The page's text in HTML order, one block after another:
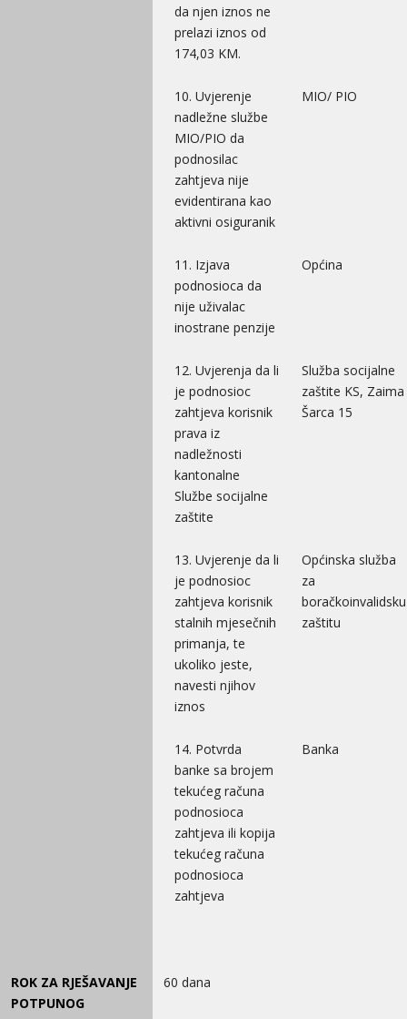
da njen iznos ne
prelazi iznos od
174,03 KM.
10. Uvjerenje
nadležne službe
MIO/PIO da
podnosilac
zahtjeva nije
evidentirana kao
aktivni osiguranik
MIO/ PIO
11. Izjava
podnosioca da
nije uživalac
inostrane penzije
Općina
12. Uvjerenja da li
je podnosioc
zahtjeva korisnik
prava iz
nadležnosti
kantonalne
Službe socijalne
zaštite
Služba socijalne
zaštite KS, Zaima
Šarca 15
13. Uvjerenje da li
je podnosioc
zahtjeva korisnik
stalnih mjesečnih
primanja, te
ukoliko jeste,
navesti njihov
iznos
Općinska služba
za
boračkoinvalidsku
zaštitu
14. Potvrda
banke sa brojem
tekućeg računa
podnosioca
zahtjeva ili kopija
tekućeg računa
podnosioca
zahtjeva
Banka
ROK ZA RJEŠAVANJE
POTPUNOG
60 dana